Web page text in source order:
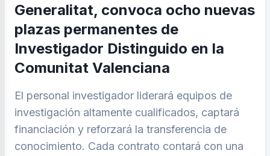
Generalitat, convoca ocho nuevas
plazas permanentes de
Investigador Distinguido en la
Comunitat Valenciana
El personal investigador liderará equipos de
investigación altamente cualificados, captará
financiación y reforzará la transferencia de
conocimiento. Cada contrato contará con una